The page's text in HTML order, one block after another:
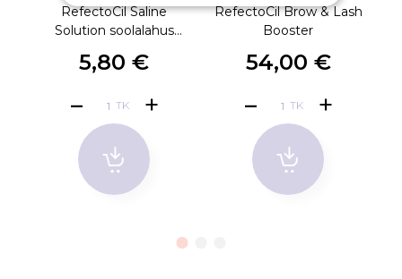
RefectoCil Saline
Solution soolalahus
5,80 €
TK
RefectoCil Brow & Lash
Booster
54,00 €
TK